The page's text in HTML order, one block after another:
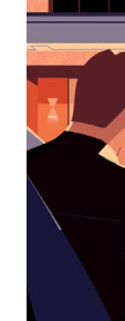
Sulje
Esc-
painikkeella.